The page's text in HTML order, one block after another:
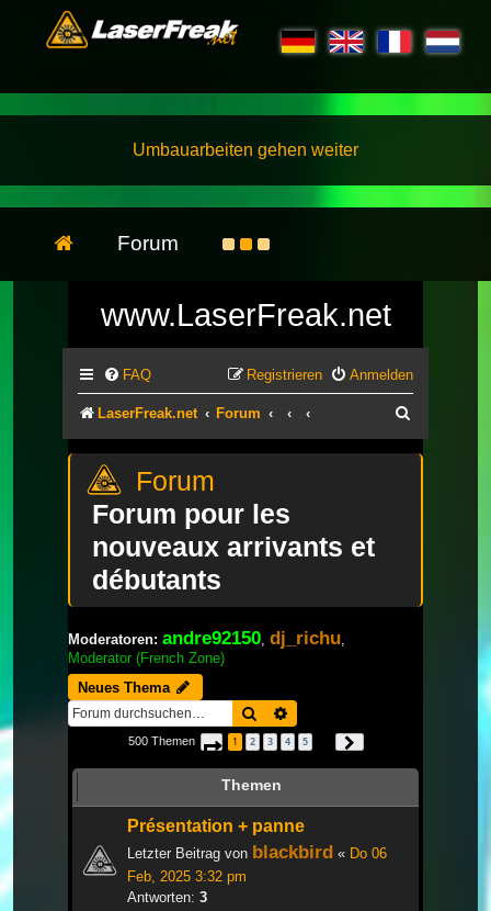
Umbauarbeiten gehen weiter
Forum
www.LaserFreak.net
FAQ Anmelden
Registrieren
LaserFreak.net Forum
Forum pour les
nouveaux arrivants et
débutants
Moderatoren: andre92150 dj_richu
Moderator (French Zone)
Neues Thema
Suche
500 Themen Seite 1von 17
1 2 3 4 5
Themen
Présentation + panne
Letzter Beitrag von blackbird « Do 06
Feb, 2025 3:32 pm
Antworten: 3